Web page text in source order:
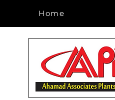
Home
Home